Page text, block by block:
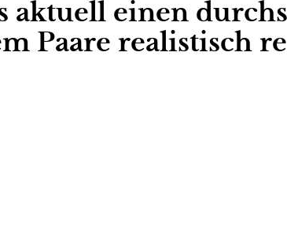
aktuell einen
Paare realistisch